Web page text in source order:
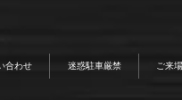
合わせ 迷惑駐車厳禁 ご来